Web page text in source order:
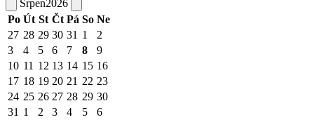
Srpen2026
Po Út St Čt Pá So Ne
27 28 29 30 31 1
2
3
4 5 6 7 8
9
10 11 12 13 14 15 16
17 18 19 20 21 22 23
24 25 26 27 28 29 30
31 1 2 3 4 5 6